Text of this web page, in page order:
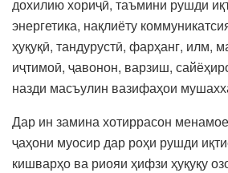
дохилию хориҷӣ, таъмини рушди
энергетика, нақлиёту
ҳуқуқӣ, тандурустӣ, фарҳанг, илм,
иҷтимоӣ, ҷавонон, варзиш,
назди масъулин вазифаҳои
Дар ин замина хотиррасон
ҷаҳони муосир дар роҳи рушди
кишварҳо ва риояи ҳифзи ҳуқуқу